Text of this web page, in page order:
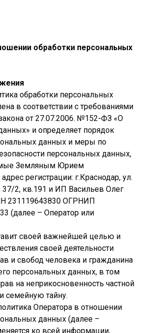
обработки персональных
обработки персональных
в соответствии с требованиями
от 27.07.2006. №152-ФЗ «О
и определяет порядок
данных и меры по
персональных данных,
Земляным Юрием
регистрации: г.Краснодар, ул.
2, кв.191 и ИП Васильев Олег
231119643830 ОГРНИП
(далее – Оператор или
своей важнейшей целью и
своей деятельности
и свобод человека и гражданина
персональных данных, в том
на неприкосновенность частной
семейную тайну.
Оператора в отношении
данных (далее –
ко всей информации,